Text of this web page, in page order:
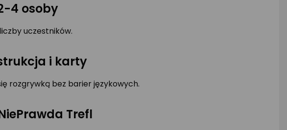
4 osoby
uczestników.
i karty
rozgrywką bez barier językowych.
Trefl